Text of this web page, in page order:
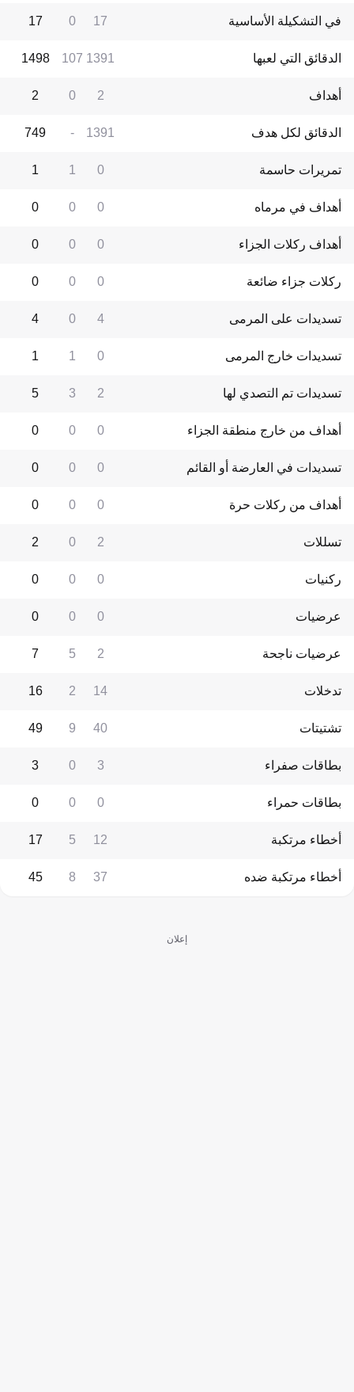
في التشكيلة الأساسية 17
0
17
الدقائق التي لعبها 1391
107
1498
أهداف 2
0
2
الدقائق لكل هدف 1391
-
749
تمريرات حاسمة 0
1
1
أهداف في مرماه 0
0
0
أهداف ركلات الجزاء 0
0
0
ركلات جزاء ضائعة 0
0
0
تسديدات على المرمى 4
0
4
تسديدات خارج المرمى 0
1
1
تسديدات تم التصدي لها 2
3
5
أهداف من خارج منطقة الجزاء 0
0
0
تسديدات في العارضة أو القائم 0
0
0
أهداف من ركلات حرة 0
0
0
تسللات 2
0
2
ركنيات 0
0
0
عرضيات 0
0
0
عرضيات ناجحة 2
5
7
تدخلات 14
2
16
تشتيتات 40
9
49
بطاقات صفراء 3
0
3
بطاقات حمراء 0
0
0
أخطاء مرتكبة 12
5
17
أخطاء مرتكبة ضده 37
8
45
إعلان